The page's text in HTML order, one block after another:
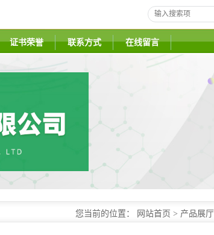
证书荣誉 联系方式 在线留言
您当前的位置： 网站首页 > 产品展厅